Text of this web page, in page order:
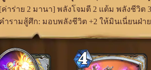
าร่าย 2 มานา] พลังโจมตี 2 แต้ม พลังชีวิต
ำรามสู้ศึก: มอบพลังชีวิต +2 ให้มินเนี่ยนฝ่